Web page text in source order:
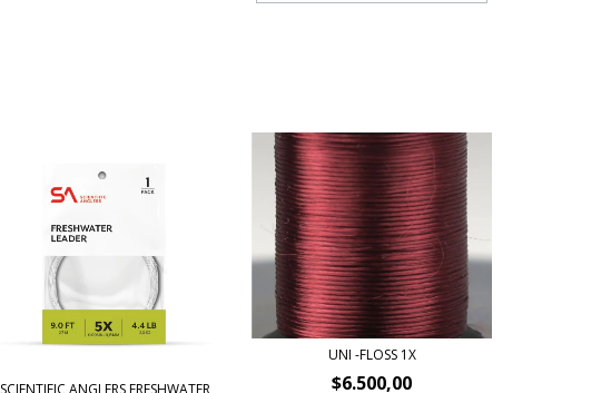
SCIENTIFIC ANGLERS FRESHWATER
UNI -FLOSS 1X
$6.500,00